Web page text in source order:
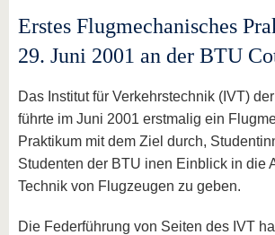
Erstes Flugmechanisches
29. Juni 2001 an der BTU
Das Institut für Verkehrstechnik (IVT)
führte im Juni 2001 erstmalig ein
Praktikum mit dem Ziel durch,
Studenten der BTU inen Einblick in die
Technik von Flugzeugen zu geben.
Die Federführung von Seiten des IVT